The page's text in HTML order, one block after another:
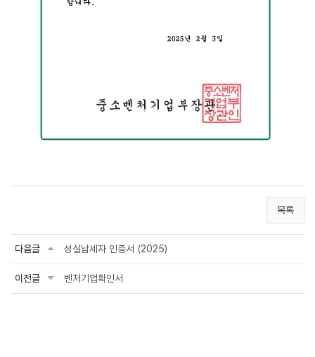
목록
다음글 성실납세자 인증서 (2025)
이전글 벤처기업확인서